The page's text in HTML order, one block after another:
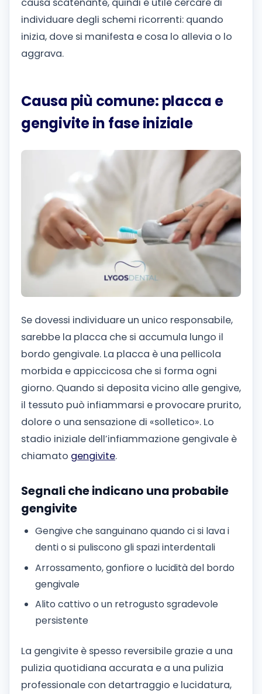
causa scatenante, quindi è utile cercare di
individuare degli schemi ricorrenti: quando
inizia, dove si manifesta e cosa lo allevia o lo
aggrava.
Causa più comune: placca e
gengivite in fase iniziale
Se dovessi individuare un unico responsabile,
sarebbe la placca che si accumula lungo il
bordo gengivale. La placca è una pellicola
morbida e appiccicosa che si forma ogni
giorno. Quando si deposita vicino alle gengive,
il tessuto può infiammarsi e provocare prurito,
dolore o una sensazione di «solletico». Lo
stadio iniziale dell’infiammazione gengivale è
chiamato gengivite.
Segnali che indicano una probabile
gengivite
Gengive che sanguinano quando ci si lava i
denti o si puliscono gli spazi interdentali
Arrossamento, gonfiore o lucidità del bordo
gengivale
Alito cattivo o un retrogusto sgradevole
persistente
La gengivite è spesso reversibile grazie a una
pulizia quotidiana accurata e a una pulizia
professionale con detartraggio e lucidatura,